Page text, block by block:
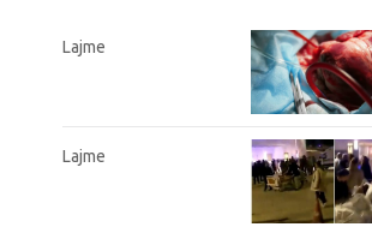
Lajme
Lajme